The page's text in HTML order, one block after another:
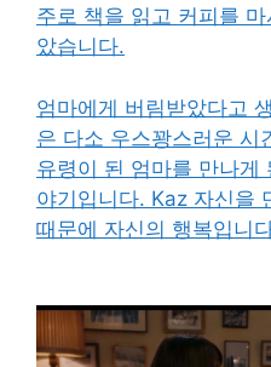
주로 책을 읽고 커피를
았습니다.
엄마에게 버림받았다고
은 다소 우스꽝스러운 시
유령이 된 엄마를 만나게
야기입니다. Kaz 자신을
때문에 자신의 행복입니